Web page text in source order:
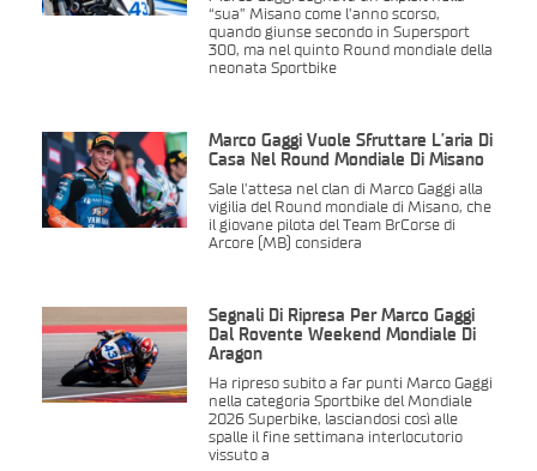
“sua” Misano come l’anno scorso,
quando giunse secondo in Supersport
300, ma nel quinto Round mondiale della
neonata Sportbike
Marco Gaggi Vuole Sfruttare L’aria Di
Casa Nel Round Mondiale Di Misano
Sale l’attesa nel clan di Marco Gaggi alla
vigilia del Round mondiale di Misano, che
il giovane pilota del Team BrCorse di
Arcore (MB) considera
Segnali Di Ripresa Per Marco Gaggi
Dal Rovente Weekend Mondiale Di
Aragon
Ha ripreso subito a far punti Marco Gaggi
nella categoria Sportbike del Mondiale
2026 Superbike, lasciandosi così alle
spalle il fine settimana interlocutorio
vissuto a